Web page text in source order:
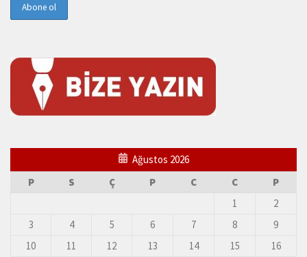
Ağustos 2026
P
S Ç P C C
P
1
2
3
4 5 6 7 8
9
10
11 12 13 14 15
16